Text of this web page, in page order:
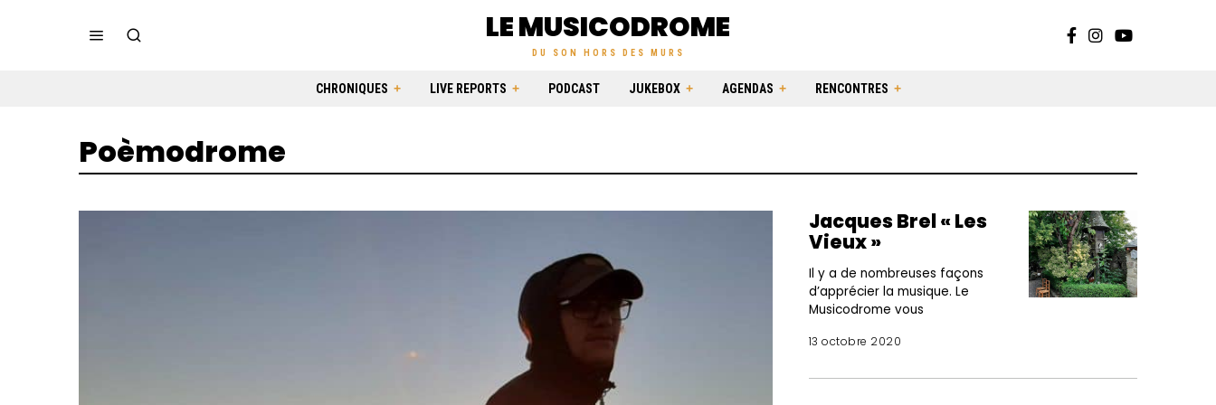
LE MUSICODROME
DU SON HORS DES MURS
CHRONIQUES LIVE REPORTS PODCAST JUKEBOX AGENDAS RENCONTRES
Poèmodrome
Jacques Brel « Les
Vieux »
Il y a de nombreuses façons
d’apprécier la musique. Le
Musicodrome vous
13 octobre 2020